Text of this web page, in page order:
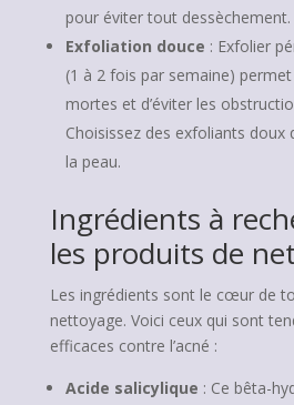
pour éviter tout dessèchement.
Exfoliation douce : Exfolier
(1 à 2 fois par semaine) permet
mortes et d’éviter les
Choisissez des exfoliants doux
la peau.
Ingrédients à
les produits de
Les ingrédients sont le cœur de
nettoyage. Voici ceux qui sont
efficaces contre l’acné :
Acide salicylique : Ce bêta-